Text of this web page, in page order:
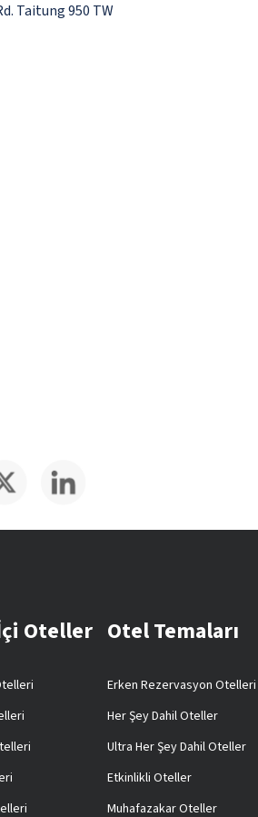
Taitung 950 TW
Oteller Otel Temaları
Erken Rezervasyon Otelleri
Her Şey Dahil Oteller
Ultra Her Şey Dahil Oteller
Etkinlikli Oteller
Muhafazakar Oteller